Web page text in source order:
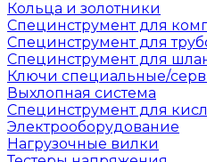
Кольца и золотники
Специнструмент для
Специнструмент для
Специнструмент для
Ключи специальные/
Выхлопная система
Специнструмент для
Электрооборудование
Нагрузочные вилки